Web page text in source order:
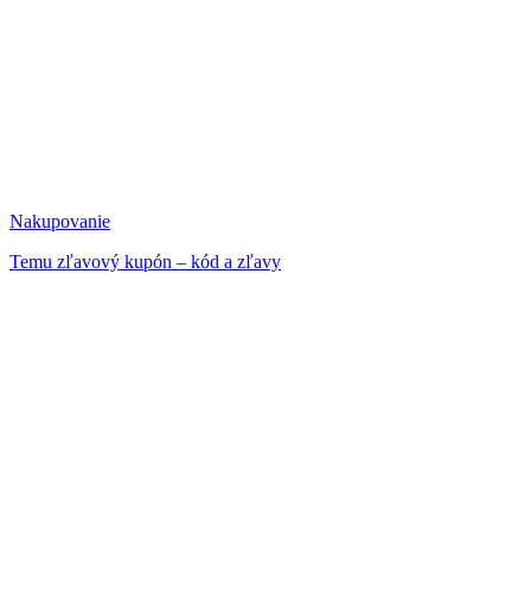
Nakupovanie
Temu zľavový kupón – kód a zľavy